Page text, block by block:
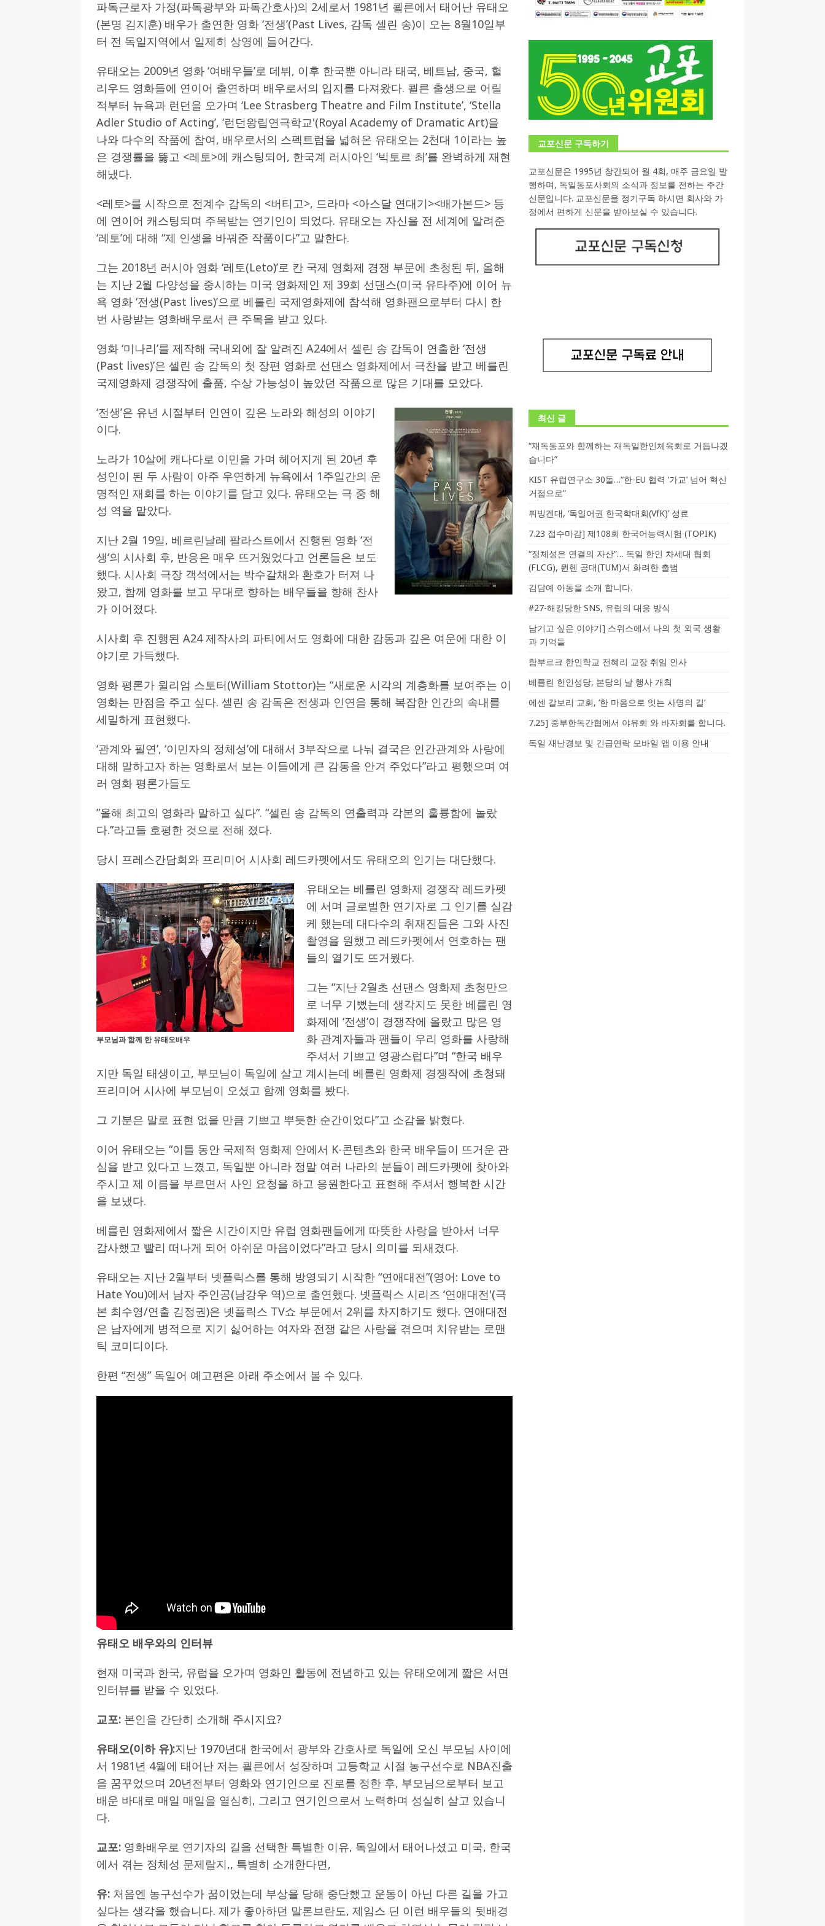
[ 2026-07-27 ]
튀빙겐대, ‘독일어권 한국학대회(VfK)’ 성료
한인소식
[ 2026-07-20 ] 7.23 접수마감] 제108회 한국어능력시험 (TOPIK)
인소식
[ 2026-07-20 ] 김담예 아동을 소개 합니다.
사랑의 손길
[ 2022-03-20 ] 사진의 주인을 찾습니다. 게시판 / 행사 / 알림
파독근로자 가정(파독광부와 파독간호사)의 2세로서 1981년 쾰른에서 태어난 유태오
(본명 김지훈) 배우가 출연한 영화 ‘전생’(Past Lives, 감독 셀린 송)이 오는 8월10일부
터 전 독일지역에서 일제히 상영에 들어간다.
유태오는 2009년 영화 ‘여배우들’로 데뷔, 이후 한국뿐 아니라 태국, 베트남, 중국, 헐
리우드 영화들에 연이어 출연하며 배우로서의 입지를 다져왔다. 쾰른 출생으로 어릴
적부터 뉴욕과 런던을 오가며 ‘Lee Strasberg Theatre and Film Institute’, ‘Stella
Adler Studio of Acting’, ‘런던왕립연극학교'(Royal Academy of Dramatic Art)을
나와 다수의 작품에 참여, 배우로서의 스펙트럼을 넓혀온 유태오는 2천대 1이라는 높
은 경쟁률을 뚫고 <레토>에 캐스팅되어, 한국계 러시아인 ‘빅토르 최’를 완벽하게 재현
해냈다.
<레토>를 시작으로 전계수 감독의 <버티고>, 드라마 <아스달 연대기><배가본드> 등
에 연이어 캐스팅되며 주목받는 연기인이 되었다. 유태오는 자신을 전 세계에 알려준
‘레토’에 대해 “제 인생을 바꿔준 작품이다”고 말한다.
그는 2018년 러시아 영화 ‘레토(Leto)’로 칸 국제 영화제 경쟁 부문에 초청된 뒤, 올해
는 지난 2월 다양성을 중시하는 미국 영화제인 제 39회 선댄스(미국 유타주)에 이어 뉴
욕 영화 ‘전생(Past lives)’으로 베를린 국제영화제에 참석해 영화팬으로부터 다시 한
번 사랑받는 영화배우로서 큰 주목을 받고 있다.
영화 ‘미나리’를 제작해 국내외에 잘 알려진 A24에서 셀린 송 감독이 연출한 ‘전생
(Past lives)’은 셀린 송 감독의 첫 장편 영화로 선댄스 영화제에서 극찬을 받고 베를린
국제영화제 경쟁작에 출품, 수상 가능성이 높았던 작품으로 많은 기대를 모았다.
‘전생’은 유년 시절부터 인연이 깊은 노라와 해성의 이야기
이다.
노라가 10살에 캐나다로 이민을 가며 헤어지게 된 20년 후
성인이 된 두 사람이 아주 우연하게 뉴욕에서 1주일간의 운
명적인 재회를 하는 이야기를 담고 있다. 유태오는 극 중 해
성 역을 맡았다.
지난 2월 19일, 베르린날레 팔라스트에서 진행된 영화 ‘전
생‘의 시사회 후, 반응은 매우 뜨거웠었다고 언론들은 보도
했다. 시사회 극장 객석에서는 박수갈채와 환호가 터져 나
왔고, 함께 영화를 보고 무대로 향하는 배우들을 향해 찬사
가 이어졌다.
시사회 후 진행된 A24 제작사의 파티에서도 영화에 대한 감동과 깊은 여운에 대한 이
야기로 가득했다.
영화 평론가 윌리엄 스토터(William Stottor)는 “새로운 시각의 계층화를 보여주는 이
영화는 만점을 주고 싶다. 셀린 송 감독은 전생과 인연을 통해 복잡한 인간의 속내를
세밀하게 표현했다.
‘관계와 필연’, ‘이민자의 정체성’에 대해서 3부작으로 나눠 결국은 인간관계와 사랑에
대해 말하고자 하는 영화로서 보는 이들에게 큰 감동을 안겨 주었다”라고 평했으며 여
러 영화 평론가들도
”올해 최고의 영화라 말하고 싶다”. “셀린 송 감독의 연출력과 각본의 훌륭함에 놀랐
다.”라고들 호평한 것으로 전해 졌다.
당시 프레스간담회와 프리미어 시사회 레드카펫에서도 유태오의 인기는 대단했다.
부모님과 함께 한 유태오배우
유태오는 베를린 영화제 경쟁작 레드카펫
에 서며 글로벌한 연기자로 그 인기를 실감
케 했는데 대다수의 취재진들은 그와 사진
촬영을 원했고 레드카펫에서 연호하는 팬
들의 열기도 뜨거웠다.
그는 “지난 2월초 선댄스 영화제 초청만으
로 너무 기뻤는데 생각지도 못한 베를린 영
화제에 ‘전생’이 경쟁작에 올랐고 많은 영
화 관계자들과 팬들이 우리 영화를 사랑해
주셔서 기쁘고 영광스럽다”며 “한국 배우
지만 독일 태생이고, 부모님이 독일에 살고 계시는데 베를린 영화제 경쟁작에 초청돼
프리미어 시사에 부모님이 오셨고 함께 영화를 봤다.
그 기분은 말로 표현 없을 만큼 기쁘고 뿌듯한 순간이었다”고 소감을 밝혔다.
이어 유태오는 “이틀 동안 국제적 영화제 안에서 K-콘텐츠와 한국 배우들이 뜨거운 관
심을 받고 있다고 느꼈고, 독일뿐 아니라 정말 여러 나라의 분들이 레드카펫에 찾아와
주시고 제 이름을 부르면서 사인 요청을 하고 응원한다고 표현해 주셔서 행복한 시간
을 보냈다.
베를린 영화제에서 짧은 시간이지만 유럽 영화팬들에게 따뜻한 사랑을 받아서 너무
감사했고 빨리 떠나게 되어 아쉬운 마음이었다”라고 당시 의미를 되새겼다.
유태오는 지난 2월부터 넷플릭스를 통해 방영되기 시작한 “연애대전”(영어: Love to
Hate You)에서 남자 주인공(남강우 역)으로 출연했다. 넷플릭스 시리즈 ‘연애대전'(극
본 최수영/연출 김정권)은 넷플릭스 TV쇼 부문에서 2위를 차지하기도 했다. 연애대전
은 남자에게 병적으로 지기 싫어하는 여자와 전쟁 같은 사랑을 겪으며 치유받는 로맨
틱 코미디이다.
한편 “전생” 독일어 예고편은 아래 주소에서 볼 수 있다.
유태오 배우와의 인터뷰
현재 미국과 한국, 유럽을 오가며 영화인 활동에 전념하고 있는 유태오에게 짧은 서면
인터뷰를 받을 수 있었다.
교포: 본인을 간단히 소개해 주시지요?
유태오(이하 유):지난 1970년대 한국에서 광부와 간호사로 독일에 오신 부모님 사이에
서 1981년 4월에 태어난 저는 쾰른에서 성장하며 고등학교 시절 농구선수로 NBA진출
을 꿈꾸었으며 20년전부터 영화와 연기인으로 진로를 정한 후, 부모님으로부터 보고
배운 바대로 매일 매일을 열심히, 그리고 연기인으로서 노력하며 성실히 살고 있습니
다.
교포: 영화배우로 연기자의 길을 선택한 특별한 이유, 독일에서 태어나셨고 미국, 한국
에서 겪는 정체성 문제랄지,, 특별히 소개한다면,
유: 처음엔 농구선수가 꿈이었는데 부상을 당해 중단했고 운동이 아닌 다른 길을 가고
싶다는 생각을 했습니다. 제가 좋아하던 말론브란도, 제임스 딘 이런 배우들의 뒷배경
교포신문 구독하기
교포신문은 1995년 창간되어 월 4회, 매주 금요일 발
행하며, 독일동포사회의 소식과 정보를 전하는 주간
신문입니다. 교포신문을 정기구독 하시면 회사와 가
정에서 편하게 신문을 받아보실 수 있습니다.
최신 글
“재독동포와 함께하는 재독일한인체육회로 거듭나겠
습니다”
KIST 유럽연구소 30돌…“한-EU 협력 ‘가교’ 넘어 혁신
거점으로”
튀빙겐대, ‘독일어권 한국학대회(VfK)’ 성료
7.23 접수마감] 제108회 한국어능력시험 (TOPIK)
“정체성은 연결의 자산”… 독일 한인 차세대 협회
(FLCG), 뮌헨 공대(TUM)서 화려한 출범
김담예 아동을 소개 합니다.
#27-해킹당한 SNS, 유럽의 대응 방식
남기고 싶은 이야기] 스위스에서 나의 첫 외국 생활
과 기억들
함부르크 한인학교 전혜리 교장 취임 인사
베를린 한인성당, 본당의 날 행사 개최
에센 갈보리 교회, ‘한 마음으로 잇는 사명의 길’
7.25] 중부한독간협에서 야유회 와 바자회를 합니다.
독일 재난경보 및 긴급연락 모바일 앱 이용 안내